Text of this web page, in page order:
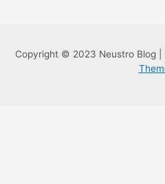
Copyright © 2023 Neustro Blog |